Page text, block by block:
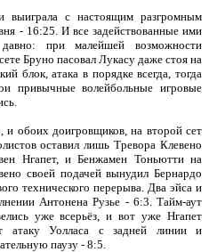
выиграла с настоящим разгромным
- 16:25. И все задействованные ими
при малейшей возможности
Бруно пасовал Лукасу даже стоя на
блок, атака в порядке всегда, тогда
привычные волейбольные игровые
и обоих доигровщиков, на второй сет
оставил лишь Тревора Клевено
Нгапет, и Бенжамен Тоньютти на
своей подачей вынудил Бернардо
технического перерыва. Два эйса и
Антонена Рузье - 6:3. Тайм-аут
уже всерьёз, и вот уже Нгапет
атаку Уолласа с задней линии и
паузу - 8:5.